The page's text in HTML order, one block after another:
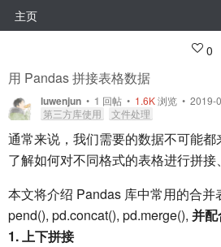
主页
0
用 Pandas 拼接表格数据
luwenjun • 1 回帖 • 1.6K浏览 • 2019-
第三方库使用
文件处理
通常来说，我们需要的数据不可能
了解如何对不同格式的表格进行拼接
本文将介绍 Pandas 库中常用的合
pend(), pd.concat(), pd.merge(), 并配
1. 上下拼接